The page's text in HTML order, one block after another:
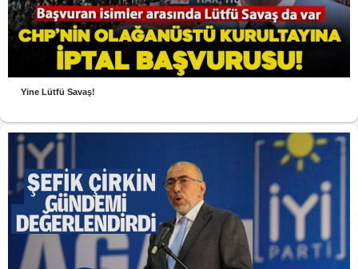
Yine Lütfü Savaş!